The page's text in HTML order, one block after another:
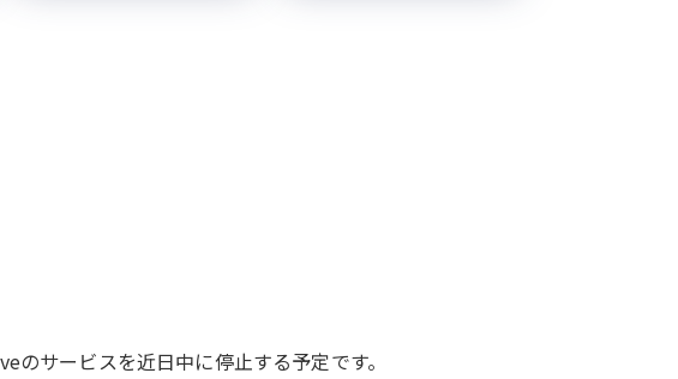
サービスを近日中に停止する予定です。